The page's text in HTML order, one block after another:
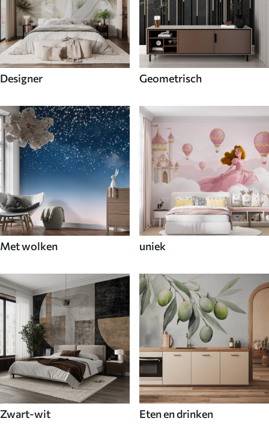
Designer Geometrisch
Met wolken uniek
Zwart-wit Eten en drinken